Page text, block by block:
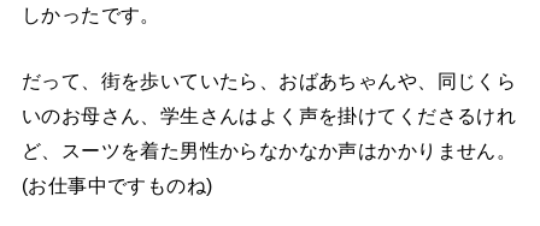
しかったです。
だって、街を歩いていたら、おばあちゃんや、同じくら
いのお母さん、学生さんはよく声を掛けてくださるけれ
ど、スーツを着た男性からなかなか声はかかりません。
(お仕事中ですものね)